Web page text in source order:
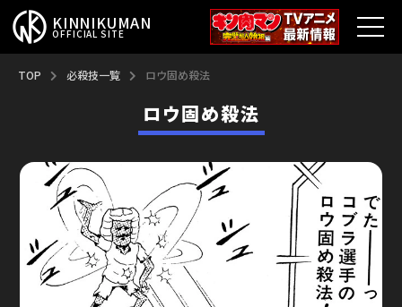
KINNIKUMAN
OFFICIAL SITE
TOP
最新情報
アニメ
コミックス
TOP 必殺技一覧 ロウ固め殺法
ロウ固め殺法